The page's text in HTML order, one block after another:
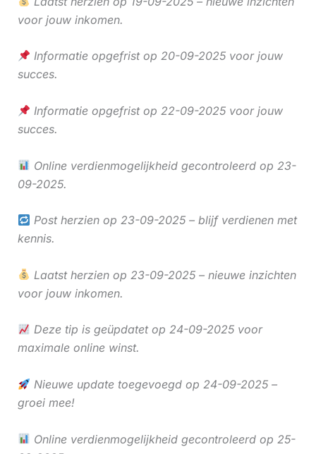
voor jouw inkomen.
Informatie opgefrist op 20-09-2025 voor jouw
succes.
Informatie opgefrist op 22-09-2025 voor jouw
succes.
Online verdienmogelijkheid gecontroleerd op 23-
09-2025.
Post herzien op 23-09-2025 – blijf verdienen met
kennis.
Laatst herzien op 23-09-2025 – nieuwe inzichten
voor jouw inkomen.
Deze tip is geüpdatet op 24-09-2025 voor
maximale online winst.
Nieuwe update toegevoegd op 24-09-2025 –
groei mee!
Online verdienmogelijkheid gecontroleerd op 25-